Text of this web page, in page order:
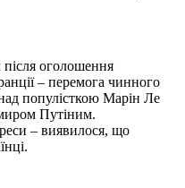
після оголошення
– перемога чинного
популісткою Марін Ле
Путіним.
– виявилося, що